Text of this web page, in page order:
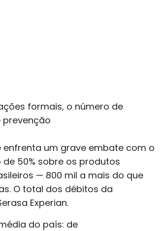
formais, o número de
prevenção
enfrenta um grave embate com o
50% sobre os produtos
— 800 mil a mais do que
O total dos débitos da
Experian.
do país: de